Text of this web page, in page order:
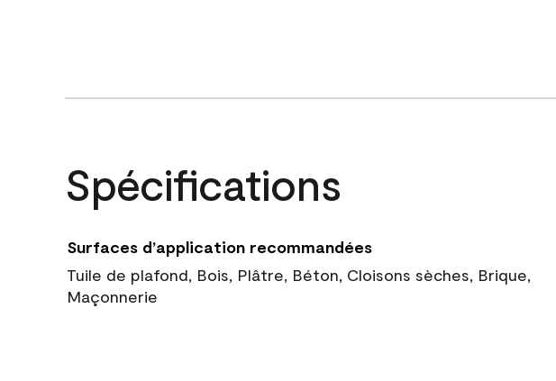
Spécifications
Surfaces d’application recommandées
Tuile de plafond, Bois, Plâtre, Béton, Cloisons sèches, Brique,
Maçonnerie